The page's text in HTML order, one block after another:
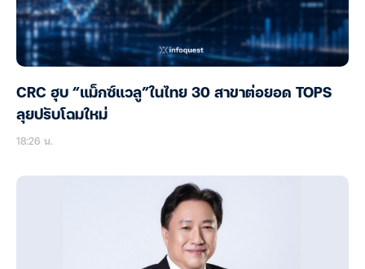
CRC ฮุบ “แม็กซ์แวลู”ในไทย 30 สาขาต่อยอด TOPS
ลุยปรับโฉมใหม่
18:26 น.